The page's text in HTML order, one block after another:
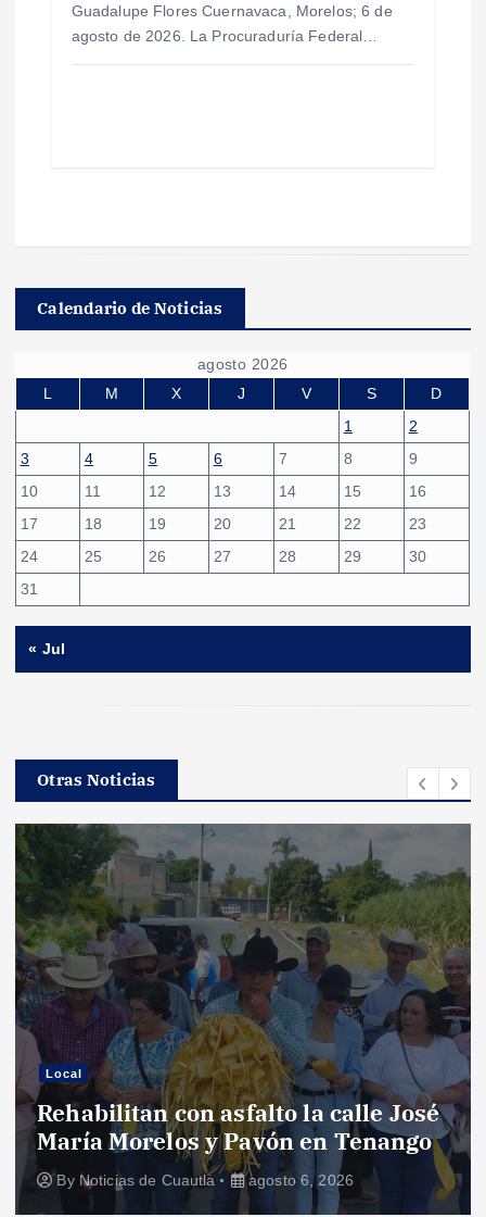
Guadalupe Flores Cuernavaca, Morelos; 6 de
agosto de 2026. La Procuraduría Federal…
Calendario de Noticias
agosto 2026
L
M X J V S
D
1
2
3
4 5 6 7 8
9
10
11 12 13 14 15
16
17
18 19 20 21 22
23
24
25 26 27 28 29
30
31
« Jul
Otras Noticias
Local
Rehabilitan con asfalto la calle José
María Morelos y Pavón en Tenango
By Noticias de Cuautla agosto 6, 2026